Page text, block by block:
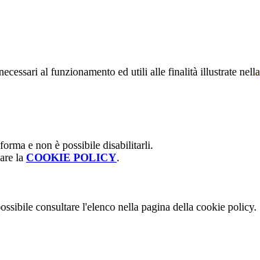
al funzionamento ed utili alle finalità illustrate nella
e non è possibile disabilitarli.
la COOKIE POLICY.
consultare l'elenco nella pagina della cookie policy.